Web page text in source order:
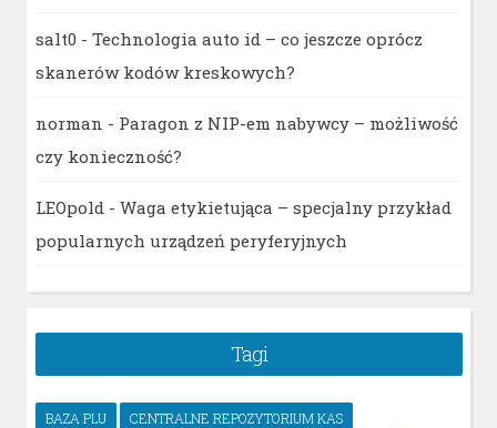
salt0- Technologia auto id – co jeszcze oprócz
skanerów kodów kreskowych?
norman - Paragon z NIP-em nabywcy – możliwość
czy konieczność?
LEOpold - Waga etykietująca – specjalny przykład
popularnych urządzeń peryferyjnych
Tagi
BAZA PLU
CENTRALNE REPOZYTORIUM KAS